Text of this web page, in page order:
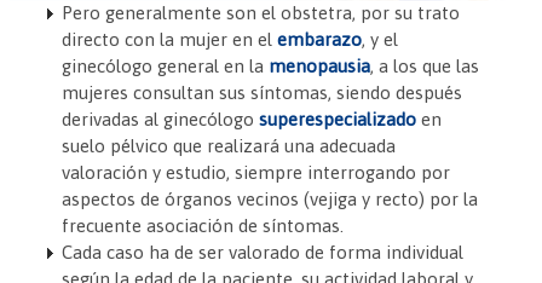
Pero generalmente son el obstetra, por su trato
directo con la mujer en elembarazo, y el
ginecólogo general en la menopausia, a los que las
mujeres consultan sus síntomas, siendo después
derivadas al ginecólogosuperespecializado en
suelo pélvico que realizará una adecuada
valoración y estudio, siempre interrogando por
aspectos de órganos vecinos (vejiga y recto) por la
frecuente asociación de síntomas.
Cada caso ha de ser valorado de forma individual
según la edad de la paciente, su actividad laboral y